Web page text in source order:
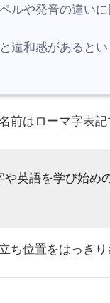
ルや発音の違い
違和感があるとい
前はローマ字表記
英語を学び始
ち位置をはっき